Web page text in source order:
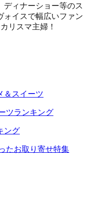
ディナーショー等のス
ォイスで幅広いファン
リスマ主婦！
＆スイーツ
ツランキング
ング
たお取り寄せ特集